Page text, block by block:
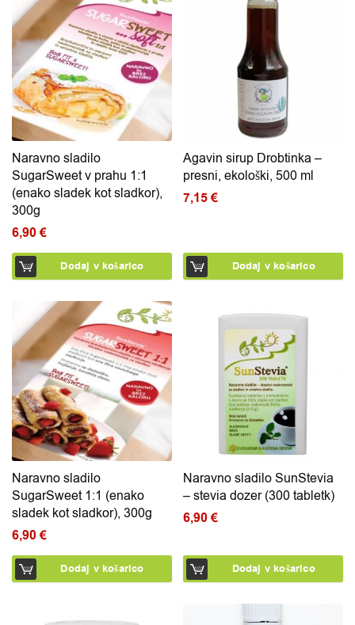
Naravno sladilo
SugarSweet v prahu 1:1
(enako sladek kot sladkor),
300g
6,90€
Dodaj v košarico
Agavin sirup Drobtinka –
presni, ekološki, 500 ml
7,15€
Dodaj v košarico
Naravno sladilo
SugarSweet 1:1 (enako
sladek kot sladkor), 300g
6,90€
Dodaj v košarico
Naravno sladilo SunStevia
– stevia dozer (300 tabletk)
6,90€
Dodaj v košarico